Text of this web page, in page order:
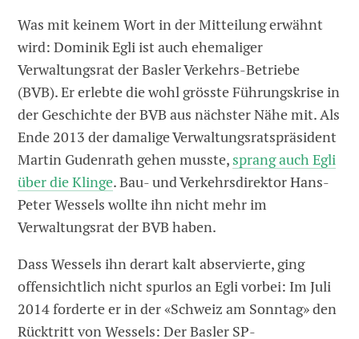
Was mit keinem Wort in der Mitteilung erwähnt
wird: Dominik Egli ist auch ehemaliger
Verwaltungsrat der Basler Verkehrs-Betriebe
(BVB). Er erlebte die wohl grösste Führungskrise in
der Geschichte der BVB aus nächster Nähe mit. Als
Ende 2013 der damalige Verwaltungsratspräsident
Martin Gudenrath gehen musste, sprang auch Egli
über die Klinge. Bau- und Verkehrsdirektor Hans-
Peter Wessels wollte ihn nicht mehr im
Verwaltungsrat der BVB haben.
Dass Wessels ihn derart kalt abservierte, ging
offensichtlich nicht spurlos an Egli vorbei: Im Juli
2014 forderte er in der «Schweiz am Sonntag» den
Rücktritt von Wessels: Der Basler SP-